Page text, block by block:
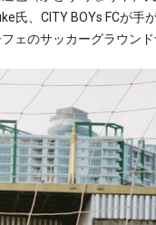
氏、CITY BOYs FCが手
ェのサッカーグラウン